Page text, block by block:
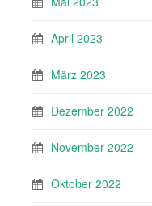
April 2023
März 2023
Dezember 2022
November 2022
Oktober 2022